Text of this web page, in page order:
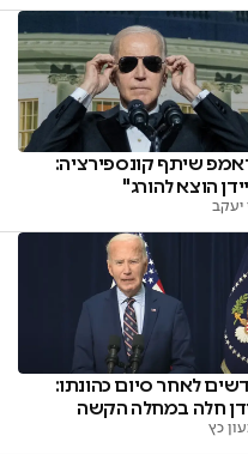
שיתף קונספירציה:
הוצא להורג"
יעקב
לאחר סיום כהונתו:
חלה במחלה הקשה
כץ